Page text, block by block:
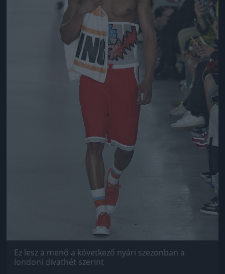
Ez lesz a menő a következő nyári szezonban a
londoni divathét szerint